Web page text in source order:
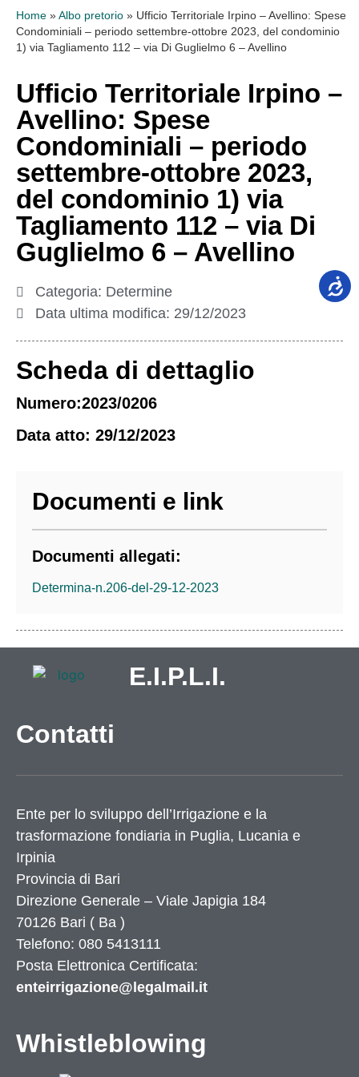
Home » Albo pretorio » Ufficio Territoriale Irpino – Avellino: Spese
Condominiali – periodo settembre-ottobre 2023, del condominio
1) via Tagliamento 112 – via Di Guglielmo 6 – Avellino
Ufficio Territoriale Irpino –
Avellino: Spese
Condominiali – periodo
settembre-ottobre 2023,
del condominio 1) via
Tagliamento 112 – via Di
Guglielmo 6 – Avellino
Categoria: Determine
Data ultima modifica: 29/12/2023
Scheda di dettaglio
Numero:2023/0206
Data atto: 29/12/2023
Documenti e link
Documenti allegati:
Determina-n.206-del-29-12-2023
E.I.P.L.I.
Contatti
Ente per lo sviluppo dell’Irrigazione e la
trasformazione fondiaria in Puglia, Lucania e
Irpinia
Provincia di Bari
Direzione Generale – Viale Japigia 184
70126 Bari ( Ba )
Telefono: 080 5413111
Posta Elettronica Certificata:
enteirrigazione@legalmail.it
Whistleblowing